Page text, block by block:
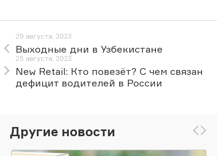
29 августа, 2023
Выходные дни в Узбекистане
25 августа, 2023
New Retail: Кто повезёт? С чем связан
дефицит водителей в России
Другие новости